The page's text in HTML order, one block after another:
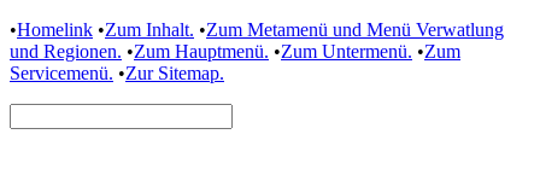
•Homelink •Zum Inhalt. •Zum Metamenü und Menü Verwatlung
und Regionen. •Zum Hauptmenü. •Zum Untermenü. •Zum
Servicemenü. •Zur Sitemap.